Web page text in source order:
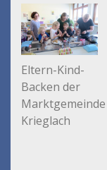
Eltern-Kind-
Backen der
Marktgemeinde
Krieglach